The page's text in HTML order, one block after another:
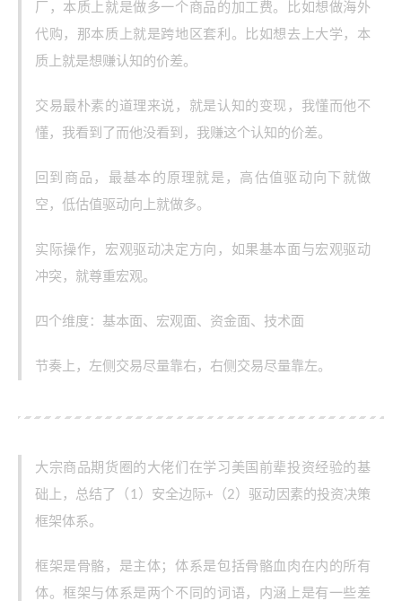
厂，本质上就是做多一个商品的加工费。比如想做海外
代购，那本质上就是跨地区套利。比如想去上大学，本
质上就是想赚认知的价差。
交易最朴素的道理来说，就是认知的变现，我懂而他不
懂，我看到了而他没看到，我赚这个认知的价差。
回到商品，最基本的原理就是，高估值驱动向下就做
空，低估值驱动向上就做多。
实际操作，宏观驱动决定方向，如果基本面与宏观驱动
冲突，就尊重宏观。
四个维度：基本面、宏观面、资金面、技术面
节奏上，左侧交易尽量靠右，右侧交易尽量靠左。
大宗商品期货圈的大佬们在学习美国前辈投资经验的基
础上，总结了（1）安全边际+（2）驱动因素的投资决策
框架体系。
框架是骨骼，是主体；体系是包括骨骼血肉在内的所有
体。框架与体系是两个不同的词语，内涵上是有一些差